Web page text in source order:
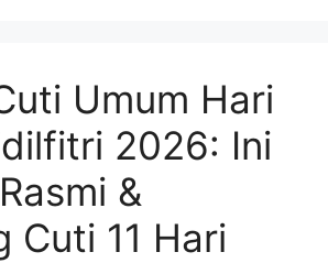
Umum Hari
2026: Ini
&
Cuti 11 Hari